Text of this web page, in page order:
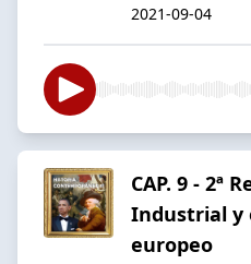
2021-09-04
CAP. 9 - 2ª
Industrial y
europeo